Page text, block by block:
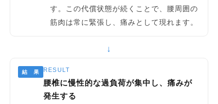
す。この代償状態が続くことで、腰周囲の
筋肉は常に緊張し、痛みとして現れます。
↓
結 果 RESULT
腰椎に慢性的な過負荷が集中し、痛みが
発生する